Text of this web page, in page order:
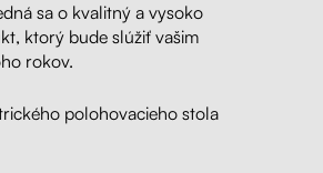
sa o kvalitný a vysoko
ktorý bude slúžiť vašim
rokov.
polohovacieho stola